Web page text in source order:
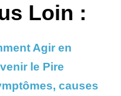
Loin :
Agir en
le Pire
causes